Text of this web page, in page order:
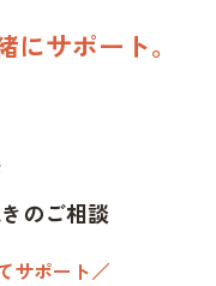
サポート。
のご相談
サポート／